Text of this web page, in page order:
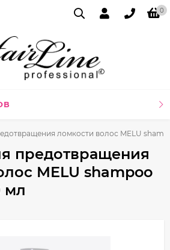
0
ломкости волос MELU
предотвращения
MELU shampoo
мл